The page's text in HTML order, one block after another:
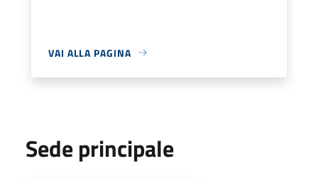
VAI ALLA PAGINA
Sede principale